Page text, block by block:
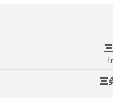
三